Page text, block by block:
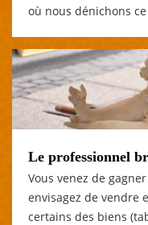
où nous dénichons
Le professionnel
Vous venez de
envisagez de vendre
certains des biens